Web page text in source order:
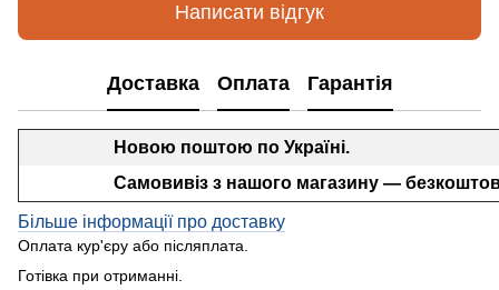
Написати відгук
Доставка Оплата Гарантія
Новою поштою по Україні.
Самовивіз з нашого магазину —
Більше інформації про доставку
Оплата кур'єру або післяплата.
Готівка при отриманні.